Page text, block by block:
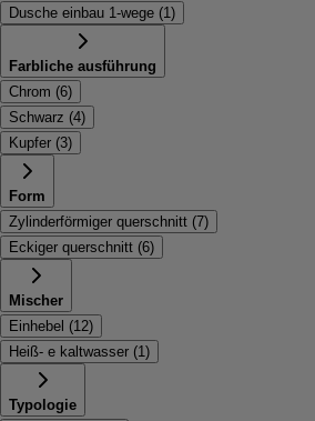
Dusche einbau 1-wege (1)
Farbliche ausführung
Chrom (6)
Schwarz (4)
Kupfer (3)
Form
Zylinderförmiger querschnitt (7)
Eckiger querschnitt (6)
Mischer
Einhebel (12)
Heiß- e kaltwasser (1)
Typologie